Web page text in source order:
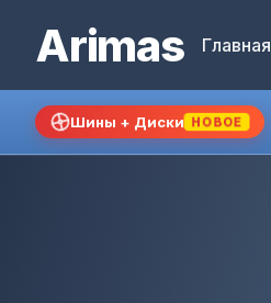
Arimas Главная
Шины + Диски НОВОЕ